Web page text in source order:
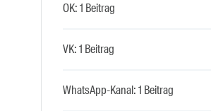
OK: 1 Beitrag
VK: 1 Beitrag
WhatsApp-Kanal: 1 Beitrag